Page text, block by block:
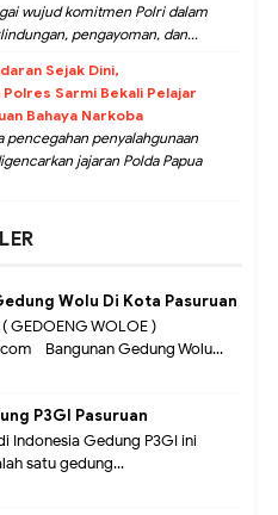
wujud komitmen Polri dalam
pengayoman, dan...
Sejak Dini,
Sarmi Bekali Pelajar
Bahaya Narkoba
pencegahan penyalahgunaan
jajaran Polda Papua
Wolu Di Kota Pasuruan
GEDOENG WOLOE )
- Bangunan Gedung Wolu...
P3GI Pasuruan
Indonesia Gedung P3GI ini
satu gedung...